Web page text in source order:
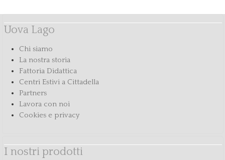
Uova Lago
Chi siamo
La nostra storia
Fattoria Didattica
Centri Estivi a Cittadella
Partners
Lavora con noi
Cookies e privacy
I nostri prodotti